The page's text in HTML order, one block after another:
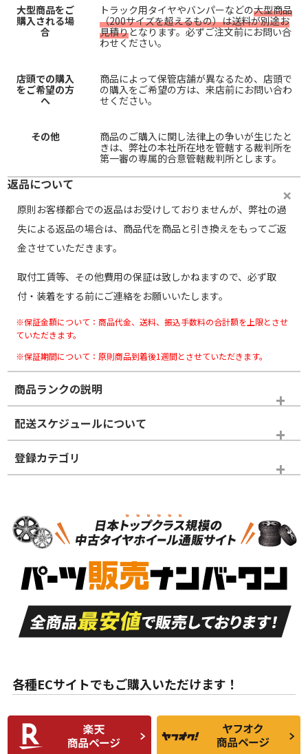
大型商品をご
購入される場
合
トラック用タイヤやバンパーなどの大型商品
（200サイズを超えるもの）は送料が別途お
見積りとなります。必ずご注文前にお問い合
わせください。
店頭での購入
をご希望の方
へ
商品によって保管店舗が異なるため、店頭で
の購入をご希望の方は、来店前にお問い合わ
せください。
その他
商品のご購入に関し法律上の争いが生じたと
きは、弊社の本社所在地を管轄する裁判所を
第一審の専属的合意管轄裁判所とします。
返品について
原則お客様都合での返品はお受けしておりませんが、弊社の過
失による返品の場合は、商品代を商品と引き換えをもってご返
金させていただきます。
取付工賃等、その他費用の保証は致しかねますので、必ず取
付・装着をする前にご連絡をお願いいたします。
※保証金額について：商品代金、送料、振込手数料の合計額を上限とさせ
ていただきます。
※保証期間について：原則商品到着後1週間とさせていただきます。
商品ランクの説明
※商品ランクは出品者の主観により判断しておりますので、あら
かじめご了承ください。
ホイールランク
S
品）
S
新車外し品（新古
付き
A
走行距離も少なく、
目立つ傷もほとんど
ない中古品
A
走行距離も少なく、
非常に状態の良い中
古品
な中古品
んどない中古品
C
比較的きれいな中古
品
C
られるが、使用に問
題のない中古品
配送スケジュールについて
登録カテゴリ
ホイールのみ
各種ECサイトでもご購入いただけます！